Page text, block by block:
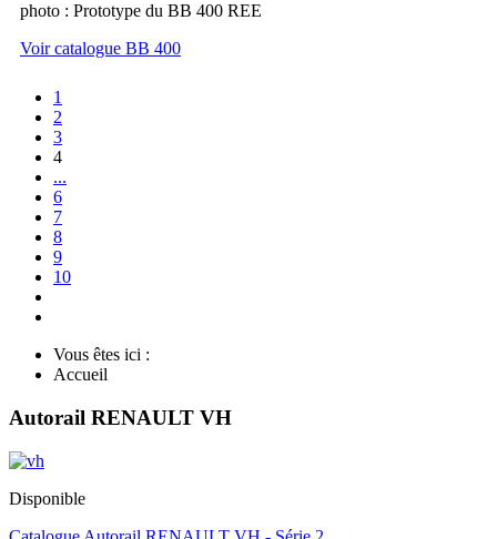
photo : Prototype du BB 400 REE
Voir catalogue BB 400
1
2
3
4
...
6
7
8
9
10
Vous êtes ici :
Accueil
Autorail RENAULT VH
Disponible